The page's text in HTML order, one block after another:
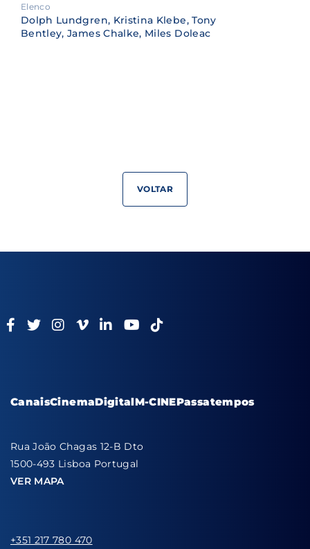
Elenco
Dolph Lundgren, Kristina Klebe, Tony
Bentley, James Chalke, Miles Doleac
VOLTAR
CanaisCinemaDigitalM-CINEPassatempos
Rua João Chagas 12-B Dto
1500-493 Lisboa Portugal
VER MAPA
+351 217 780 470